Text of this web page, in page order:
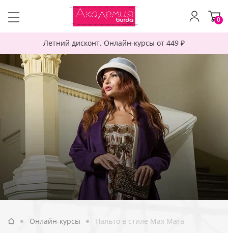
Летний дисконт. Онлайн-курсы от 449 ₽
0
Онлайн-курсы Пальто в стиле Max Mara